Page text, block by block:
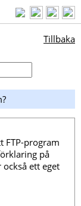
Tillbaka
FTP-program
på
ett eget